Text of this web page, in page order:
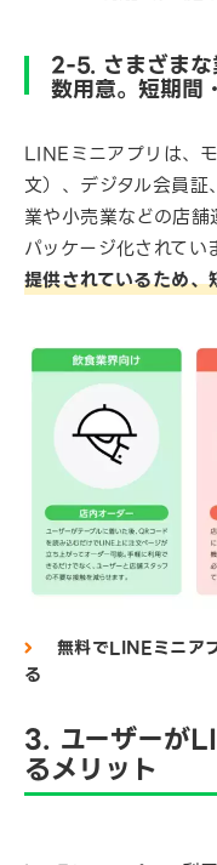
2-5. さまざまな
数用意。短期間
LINEミニアプリは、
文）、デジタル会員
業や小売業などの店
パッケージ化されてい
提供されているため
無料でLINEミニア
る
3. ユーザーが
るメリット